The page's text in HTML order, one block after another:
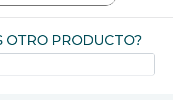
OTRO PRODUCTO?